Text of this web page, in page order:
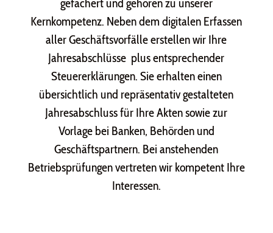
gefächert und gehören zu unserer
Kernkompetenz. Neben dem digitalen Erfassen
aller Geschäftsvorfälle erstellen wir Ihre
Jahresabschlüsse plus entsprechender
Steuererklärungen. Sie erhalten einen
übersichtlich und repräsentativ gestalteten
Jahresabschluss für Ihre Akten sowie zur
Vorlage bei Banken, Behörden und
Geschäftspartnern. Bei anstehenden
Betriebsprüfungen vertreten wir kompetent Ihre
Interessen.